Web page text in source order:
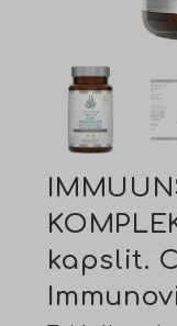
kapslit.